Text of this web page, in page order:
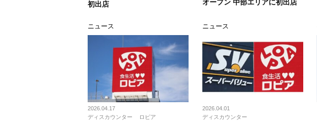
初出店
オープン 中部エリアに初出店
ニュース
2026.04.17
ディスカウンター
ロピア
ニュース
2026.04.01
ディスカウンター